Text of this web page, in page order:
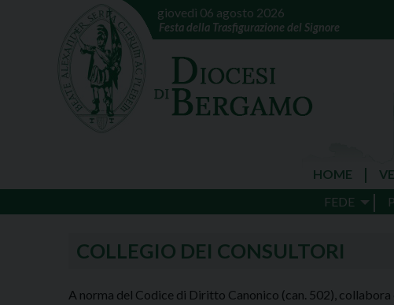
giovedì 06 agosto 2026
Festa della Trasfigurazione del Signore
HOME
FEDE
COLLEGIO DEI CONSULTORI
A norma del Codice di Diritto Canonico (can. 502),